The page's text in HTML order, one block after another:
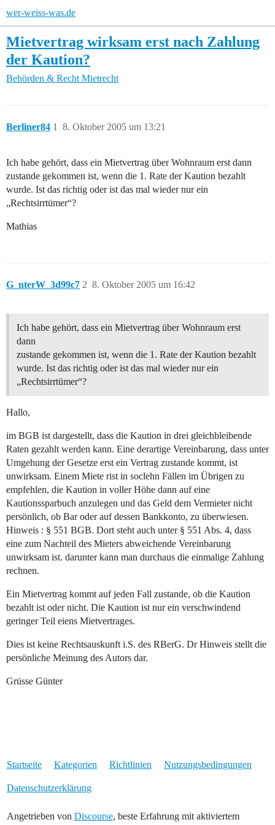
wer-weiss-was.de
Mietvertrag wirksam erst nach Zahlung
der Kaution?
Behörden & Recht Mietrecht
Berliner84 8. Oktober 2005 um 13:21
1
Ich habe gehört, dass ein Mietvertrag über Wohnraum erst dann
zustande gekommen ist, wenn die 1. Rate der Kaution bezahlt
wurde. Ist das richtig oder ist das mal wieder nur ein
„Rechtsirrtümer“?
Mathias
G_nterW_3d99c7 8. Oktober 2005 um 16:42
2
Ich habe gehört, dass ein Mietvertrag über Wohnraum erst
dann
zustande gekommen ist, wenn die 1. Rate der Kaution bezahlt
wurde. Ist das richtig oder ist das mal wieder nur ein
„Rechtsirrtümer“?
Hallo,
im BGB ist dargestellt, dass die Kaution in drei gleichbleibende
Raten gezahlt werden kann. Eine derartige Vereinbarung, dass unter
Umgehung der Gesetze erst ein Vertrag zustande kommt, ist
unwirksam. Einem Miete rist in soclehn Fällen im Übrigen zu
empfehlen, die Kaution in voller Höhe dann auf eine
Kautionssparbuch anzulegen und das Geld dem Vermieter nicht
persönlich, ob Bar oder auf dessen Bankkonto, zu überwiesen.
Hinweis : § 551 BGB. Dort steht auch unter § 551 Abs. 4, dass
eine zum Nachteil des Mieters abweichende Vereinbarung
unwirksam ist. darunter kann man durchaus die einmalige Zahlung
rechnen.
Ein Mietvertrag kommt auf jeden Fall zustande, ob die Kaution
bezahlt ist oder nicht. Die Kaution ist nur ein verschwindend
geringer Teil eiens Mietvertrages.
Dies ist keine Rechtsauskunft i.S. des RBerG. Dr Hinweis stellt die
persönliche Meinung des Autors dar.
Grüsse Günter
Startseite Kategorien Richtlinien Nutzungsbedingungen
Datenschutzerklärung
Angetrieben von Discourse, beste Erfahrung mit aktiviertem